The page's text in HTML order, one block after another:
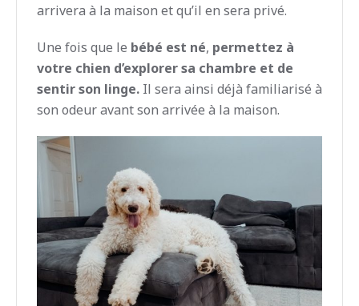
arrivera à la maison et qu’il en sera privé.
Une fois que le bébé est né, permettez à
votre chien d’explorer sa chambre et de
sentir son linge. Il sera ainsi déjà familiarisé à
son odeur avant son arrivée à la maison.